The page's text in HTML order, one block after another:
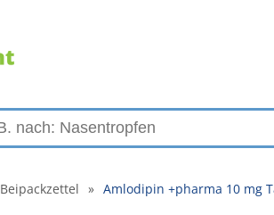
Beipackzettel » Amlodipin +pharma 10 mg